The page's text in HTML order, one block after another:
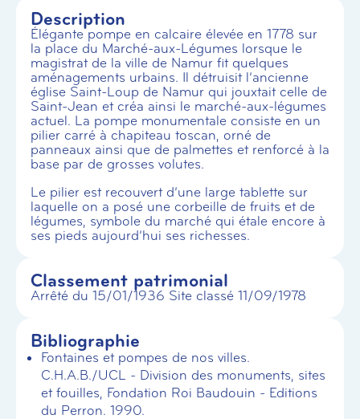
Description
Élégante pompe en calcaire élevée en 1778 sur
la place du Marché-aux-Légumes lorsque le
magistrat de la ville de Namur fit quelques
aménagements urbains. Il détruisit l’ancienne
église Saint-Loup de Namur qui jouxtait celle de
Saint-Jean et créa ainsi le marché-aux-légumes
actuel. La pompe monumentale consiste en un
pilier carré à chapiteau toscan, orné de
panneaux ainsi que de palmettes et renforcé à la
base par de grosses volutes.
Le pilier est recouvert d’une large tablette sur
laquelle on a posé une corbeille de fruits et de
légumes, symbole du marché qui étale encore à
ses pieds aujourd’hui ses richesses.
Classement patrimonial
Arrêté du 15/01/1936 Site classé 11/09/1978
Bibliographie
Fontaines et pompes de nos villes.
C.H.A.B./UCL - Division des monuments, sites
et fouilles, Fondation Roi Baudouin - Editions
du Perron. 1990.